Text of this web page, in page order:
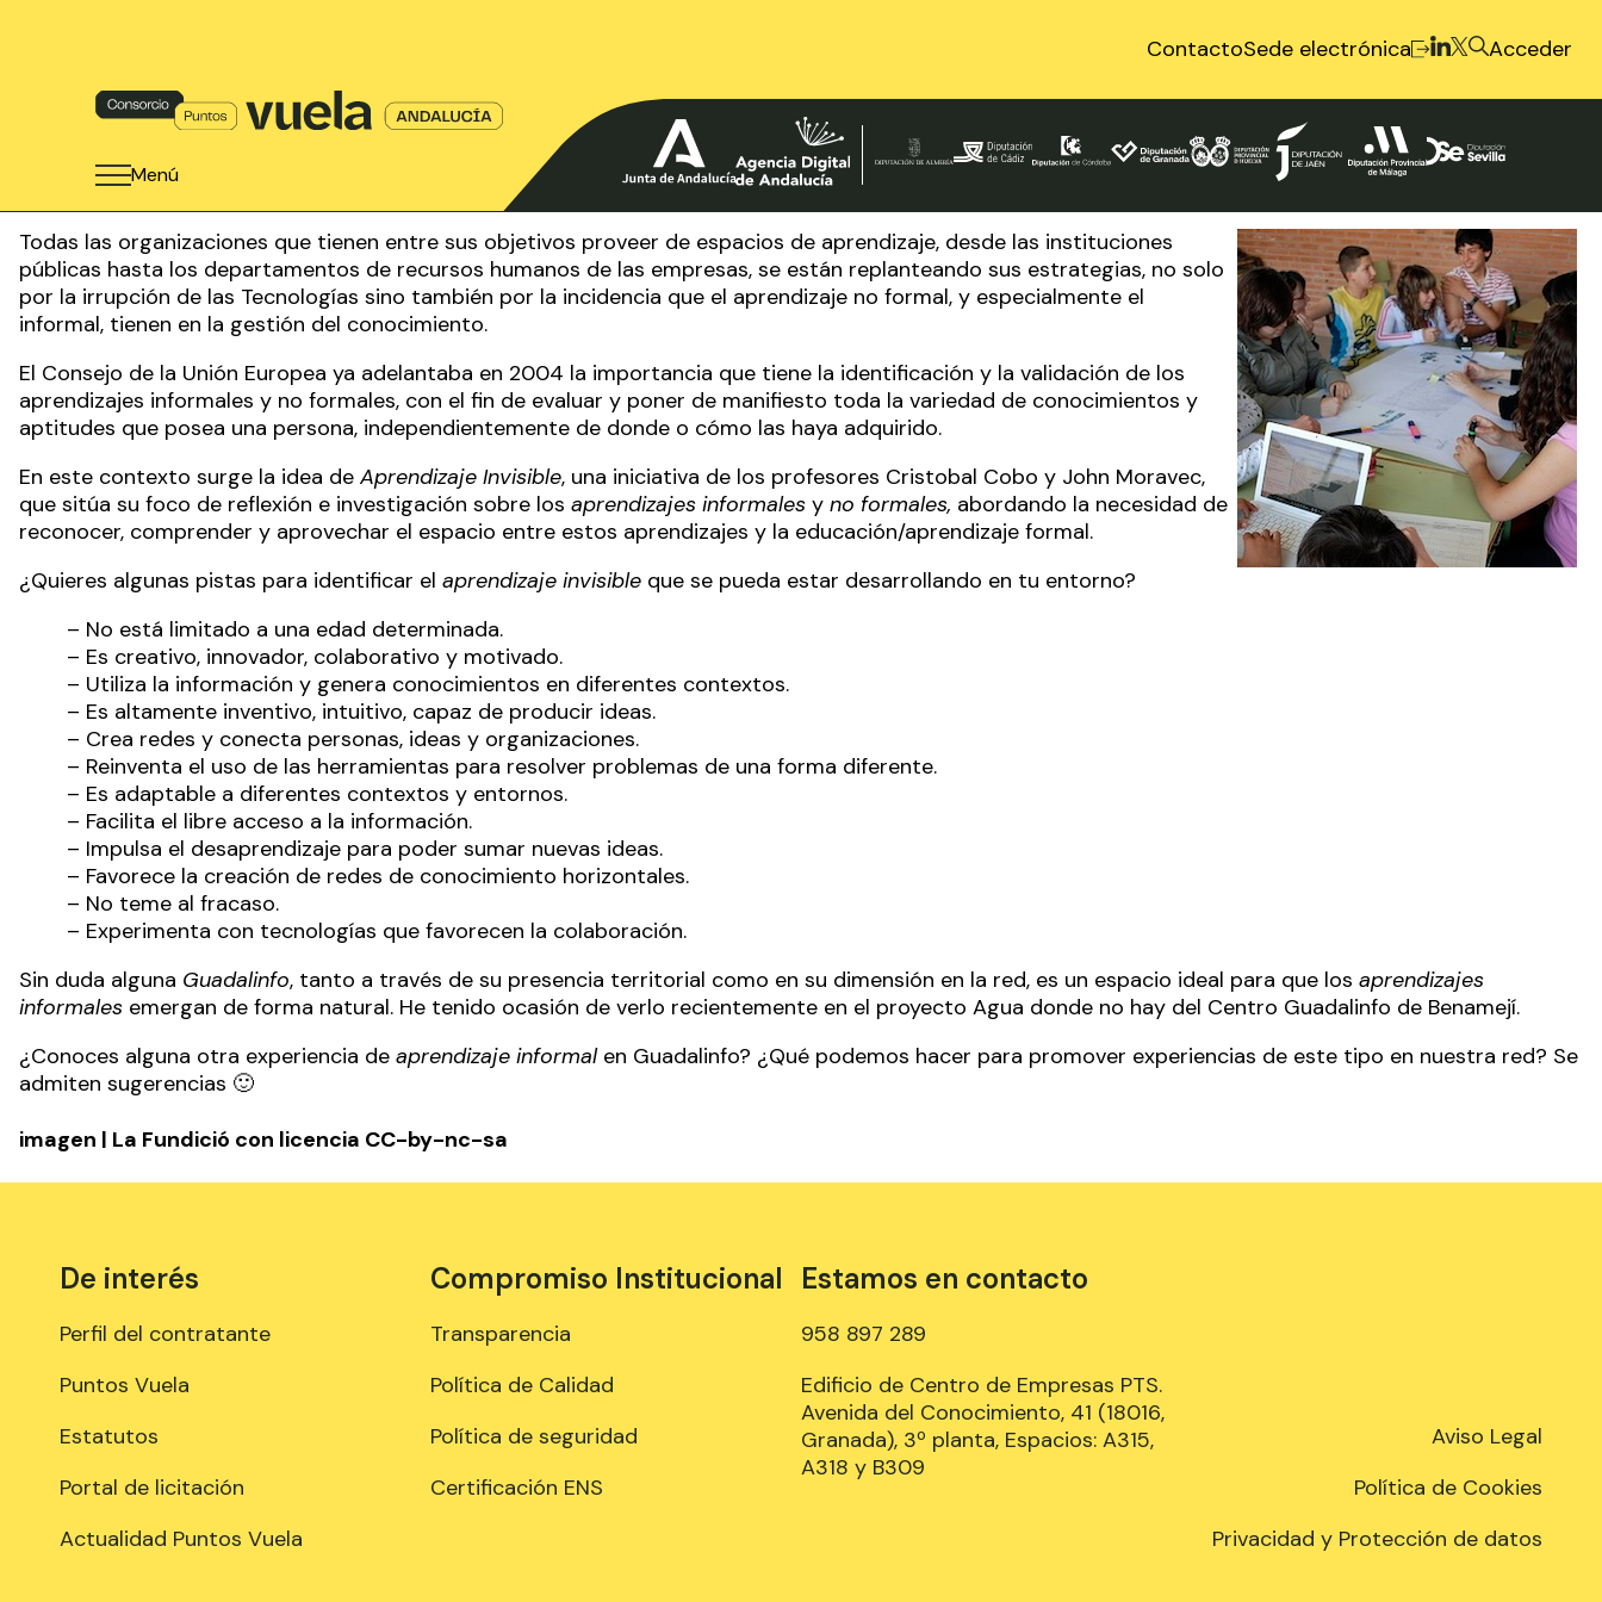
ContactoSede electrónica Acceder
Menú
Todas las organizaciones que tienen entre sus objetivos proveer de espacios de aprendizaje, desde las instituciones
públicas hasta los departamentos de recursos humanos de las empresas, se están replanteando sus estrategias, no solo
por la irrupción de las Tecnologías sino también por la incidencia que el aprendizaje no formal, y especialmente el
informal, tienen en la gestión del conocimiento.
El Consejo de la Unión Europea ya adelantaba en 2004 la importancia que tiene la identificación y la validación de los
aprendizajes informales y no formales, con el fin de evaluar y poner de manifiesto toda la variedad de conocimientos y
aptitudes que posea una persona, independientemente de donde o cómo las haya adquirido.
En este contexto surge la idea de Aprendizaje Invisible, una iniciativa de los profesores Cristobal Cobo y John Moravec,
que sitúa su foco de reflexión e investigación sobre los aprendizajes informales y no formales, abordando la necesidad de
reconocer, comprender y aprovechar el espacio entre estos aprendizajes y la educación/aprendizaje formal.
¿Quieres algunas pistas para identificar el aprendizaje invisible que se pueda estar desarrollando en tu entorno?
– No está limitado a una edad determinada.
– Es creativo, innovador, colaborativo y motivado.
– Utiliza la información y genera conocimientos en diferentes contextos.
– Es altamente inventivo, intuitivo, capaz de producir ideas.
– Crea redes y conecta personas, ideas y organizaciones.
– Reinventa el uso de las herramientas para resolver problemas de una forma diferente.
– Es adaptable a diferentes contextos y entornos.
– Facilita el libre acceso a la información.
– Impulsa el desaprendizaje para poder sumar nuevas ideas.
– Favorece la creación de redes de conocimiento horizontales.
– No teme al fracaso.
– Experimenta con tecnologías que favorecen la colaboración.
Sin duda alguna Guadalinfo, tanto a través de su presencia territorial como en su dimensión en la red, es un espacio ideal para que los aprendizajes
informales emergan de forma natural. He tenido ocasión de verlo recientemente en el proyecto Agua donde no hay del Centro Guadalinfo de Benamejí.
¿Conoces alguna otra experiencia de aprendizaje informalen Guadalinfo? ¿Qué podemos hacer para promover experiencias de este tipo en nuestra red? Se
admiten sugerencias 🙂
imagen | La Fundició con licencia CC-by-nc-sa
De interés
Perfil del contratante
Puntos Vuela
Estatutos
Portal de licitación
Actualidad Puntos Vuela
Compromiso Institucional
Transparencia
Política de Calidad
Política de seguridad
Certificación ENS
Estamos en contacto
958 897 289
Edificio de Centro de Empresas PTS.
Avenida del Conocimiento, 41 (18016,
Granada), 3º planta, Espacios: A315,
A318 y B309
Aviso Legal
Política de Cookies
Privacidad y Protección de datos